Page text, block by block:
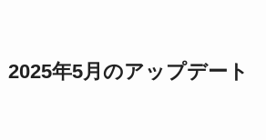
2025年5月のアップデート